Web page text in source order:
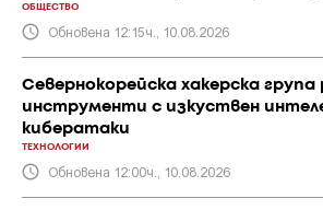
ОБЩЕСТВО
Обновена 12:15ч., 10.08.2026
Севернокорейска хакерска
инструменти с изкуствен
кибератаки
ТЕХНОЛОГИИ
Обновена 12:00ч., 10.08.2026